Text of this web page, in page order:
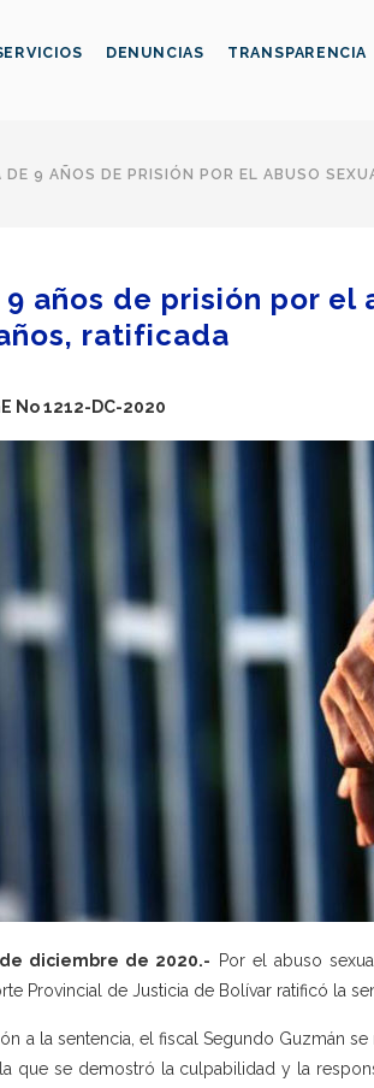
DENUNCIAS TRANSPARENCIA
DE 9 AÑOS DE PRISIÓN POR EL ABUSO
años de prisión por el
ratificada
No 1212-DC-2020
diciembre de 2020.- Por el abuso
Provincial de Justicia de Bolívar ratificó la
a la sentencia, el fiscal Segundo Guzmán
que se demostró la culpabilidad y la